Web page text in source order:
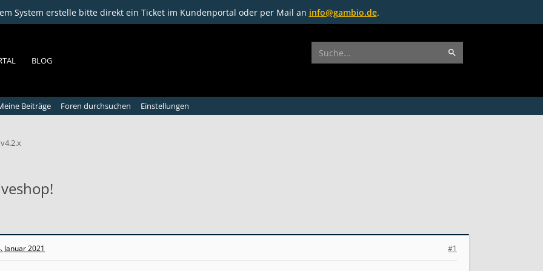
System erstelle bitte direkt ein Ticket im Kundenportal oder per Mail an info@gambio.de.
Beiträge Foren durchsuchen Einstellungen
BLOG
#1
Januar 2021